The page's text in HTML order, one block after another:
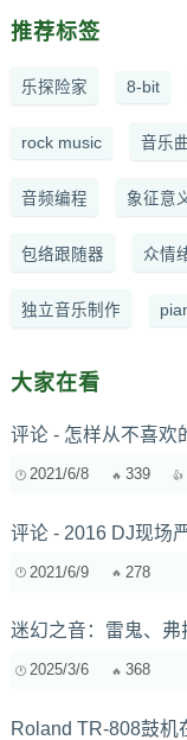
推荐标签
乐探险家 8-bit
rock music 音乐
音频编程 象征意
包络跟随器 众情
独立音乐制作
大家在看
评论 - 怎样从不喜欢
2021/6/8 339
评论 - 2016 DJ现场
2021/6/9 278
迷幻之音：雷鬼、
2025/3/6 368
Roland TR-808鼓机